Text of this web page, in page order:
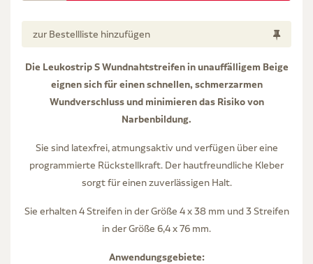
zur Bestellliste hinzufügen
Die Leukostrip S Wundnahtstreifen in unauffälligem Beige
eignen sich für einen schnellen, schmerzarmen
Wundverschluss und minimieren das Risiko von
Narbenbildung.
Sie sind latexfrei, atmungsaktiv und verfügen über eine
programmierte Rückstellkraft. Der hautfreundliche Kleber
sorgt für einen zuverlässigen Halt.
Sie erhalten 4 Streifen in der Größe 4 x 38 mm und 3 Streifen
in der Größe 6,4 x 76 mm.
Anwendungsgebiete: